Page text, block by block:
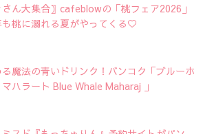
さん大集合〗cafeblowの「桃フェア2026」
も桃に溺れる夏がやってくる♡
魔法の青いドリンク！バンコク「ブルーホ
ハラート Blue Whale Maharaj 」